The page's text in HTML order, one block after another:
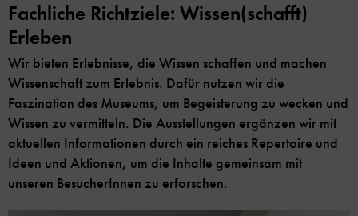
Fachliche Richtziele: Wissen(schafft)
Erleben
Wir bieten Erlebnisse, die Wissen schaffen und machen
Wissenschaft zum Erlebnis. Dafür nutzen wir die
Faszination des Museums, um Begeisterung zu wecken und
Wissen zu vermitteln. Die Ausstellungen ergänzen wir mit
aktuellen Informationen durch ein reiches Repertoire und
Ideen und Aktionen, um die Inhalte gemeinsam mit
unseren BesucherInnen zu erforschen.